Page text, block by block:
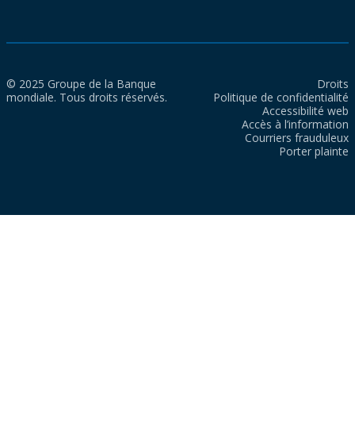
© 2025 Groupe de la Banque
mondiale. Tous droits réservés.
Droits
Politique de confidentialité
Accessibilité web
Accès à l’information
Courriers frauduleux
Porter plainte